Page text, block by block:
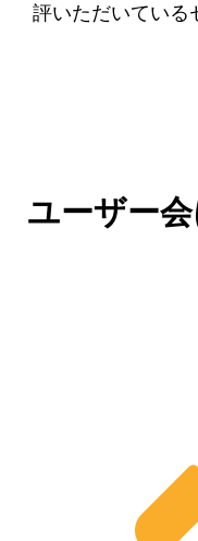
評いただいている
ユーザー